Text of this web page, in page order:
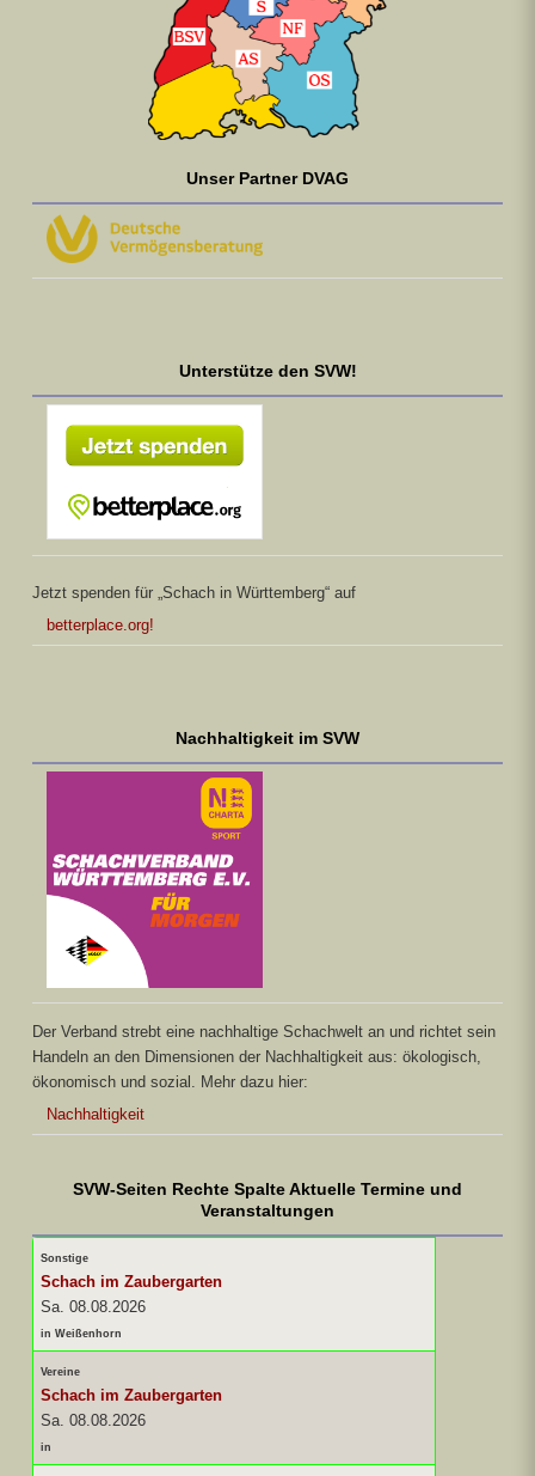
Unser Partner DVAG
Unterstütze den SVW!
Jetzt spenden für „Schach in Württemberg“ auf
betterplace.org!
Nachhaltigkeit im SVW
Der Verband strebt eine nachhaltige Schachwelt an und richtet sein
Handeln an den Dimensionen der Nachhaltigkeit aus: ökologisch,
ökonomisch und sozial. Mehr dazu hier:
Nachhaltigkeit
SVW-Seiten Rechte Spalte Aktuelle Termine und
Veranstaltungen
Sonstige
Schach im Zaubergarten
Sa. 08.08.2026
in Weißenhorn
Vereine
Schach im Zaubergarten
Sa. 08.08.2026
in